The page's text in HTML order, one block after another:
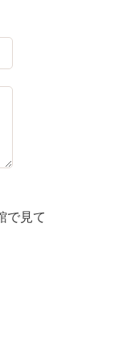
で見て